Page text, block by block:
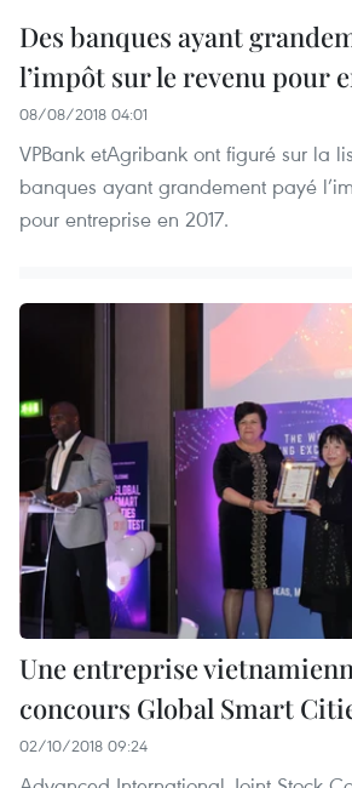
Des banques ayant
l’impôt sur le revenu pour
08/08/2018 04:01
VPBank etAgribank ont figuré sur la
banques ayant grandement payé
pour entreprise en 2017.
Une entreprise
concours Global Smart
02/10/2018 09:24